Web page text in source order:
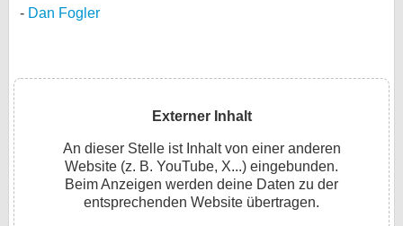
Dan Fogler
Externer Inhalt
An dieser Stelle ist Inhalt von einer anderen
Website (z. B. YouTube, X...) eingebunden.
Beim Anzeigen werden deine Daten zu der
entsprechenden Website übertragen.